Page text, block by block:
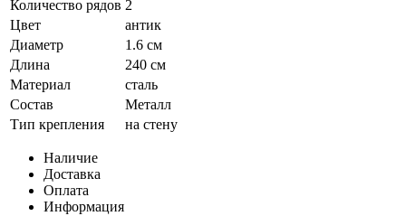
Количество рядов 2
Цвет
антик
Диаметр
1.6 см
Длина
240 см
Материал
сталь
Состав
Металл
Тип крепления
на стену
Наличие
Доставка
Оплата
Информация